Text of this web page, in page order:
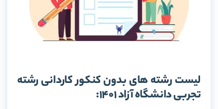
لیست رشته های بدون کنکور کاردانی رشته
تجربی دانشگاه آزاد 1401: